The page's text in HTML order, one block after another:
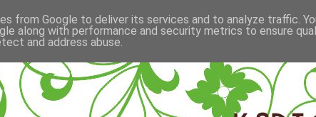
from Google to deliver its services and to analyze traffic.
along with performance and security metrics to ensure
and address abuse.